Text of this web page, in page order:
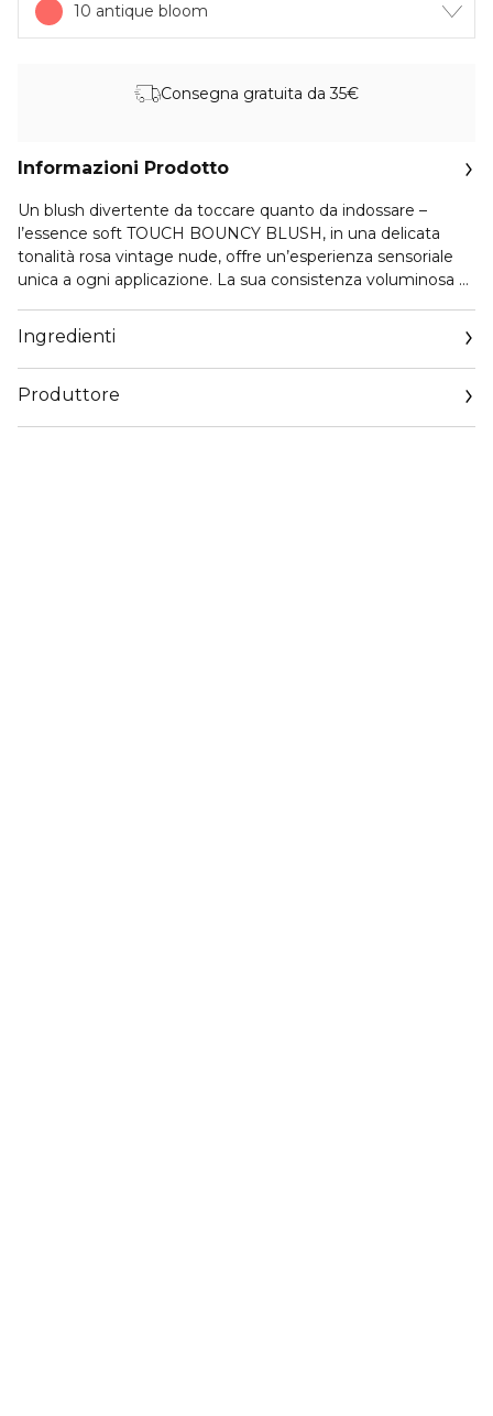
10 antique bloom
Consegna gratuita da 35€
Informazioni Prodotto
Un blush divertente da toccare quanto da indossare –
l’essence soft TOUCH BOUNCY BLUSH, in una delicata
tonalità rosa vintage nude, offre un’esperienza sensoriale
unica a ogni applicazione. La sua consistenza voluminosa e
in una finish in polvere setoso una volta applicata. A lunga
durata e altamente pigmentato, questo blush si fonde
magnificamente e ti consente di creare il colore proprio
come preferisci: da morbido e naturale a audace e radioso.
Ingredienti
Produttore